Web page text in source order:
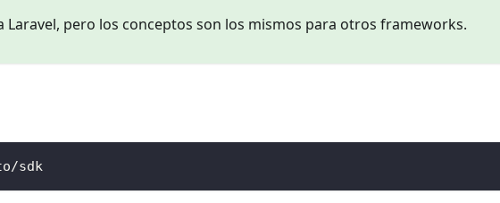
Laravel, pero los conceptos son los mismos para otros frameworks.
sdk